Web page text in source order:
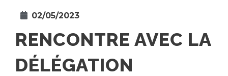
02/05/2023
RENCONTRE AVEC LA
DÉLÉGATION